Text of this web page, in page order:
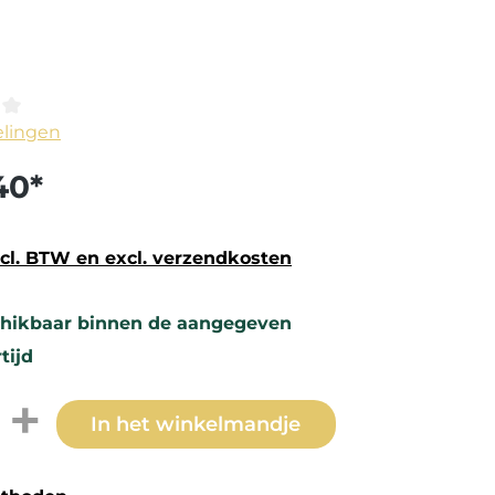
waardering van 0 van 5 sterren
BTW en excl. verzendkosten
binnen de aangegeven
Voer de gewenste
In het winkelmandje